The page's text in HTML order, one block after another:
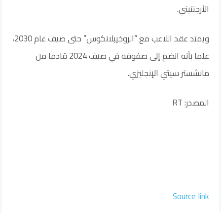
الأرجنتيني.
ويمتد عقد اللاعب مع “الروخيبلانكوس” حتى صيف عام 2030،
علما بأنه انضم إلى صفوفه في صيف 2024 قادما من
مانشستر سيتي الإنجليزي.
المصدر: RT
Source link